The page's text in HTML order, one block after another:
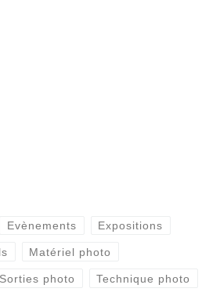
Evènements Expositions
Matériel photo
Sorties photo Technique photo